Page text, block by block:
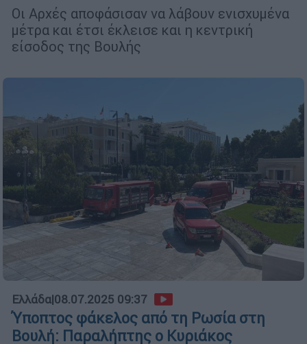
Οι Αρχές αποφάσισαν να λάβουν ενισχυμένα
μέτρα και έτσι έκλεισε και η κεντρική
είσοδος της Βουλής
Ελλάδα|08.07.2025 09:37
Ύποπτος φάκελος από τη Ρωσία στη
Βουλή: Παραλήπτης ο Κυριάκος